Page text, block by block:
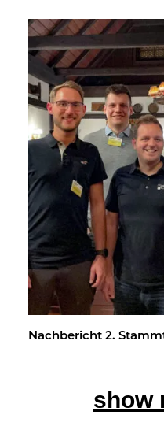
Nach­be­richt 2.
show